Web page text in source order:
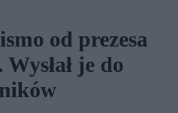
od prezesa
je do